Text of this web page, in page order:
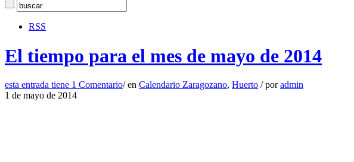
RSS
El tiempo para el mes de mayo de 2014
esta entrada tiene 1 Comentario/ en Calendario Zaragozano, Huerto / poradmin
1 de mayo de 2014